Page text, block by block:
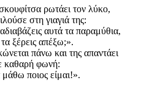
ρωτάει τον λύκο,
στη γιαγιά της:
αυτά τα παραμύθια,
ξέρεις απέξω;».
πάνω και της απαντάει
καθαρή φωνή:
μάθω ποιος είμαι!».